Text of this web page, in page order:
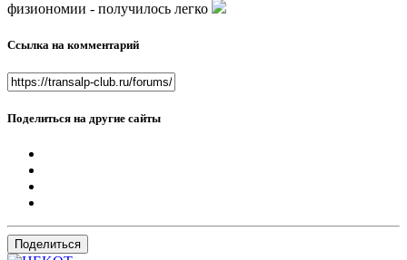
физиономии - получилось легко
Ссылка на комментарий
Поделиться на другие сайты
Поделиться